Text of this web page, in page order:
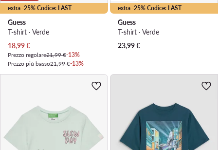
extra -25% Codice: LAST
Guess
T-shirt · Verde
Prezzo attuale
18,99€
Prezzo regolare21,99 €-13%
Prezzo più basso21,99 €-13%
extra -25% Codice: LAST
Guess
T-shirt · Verde
23,99€